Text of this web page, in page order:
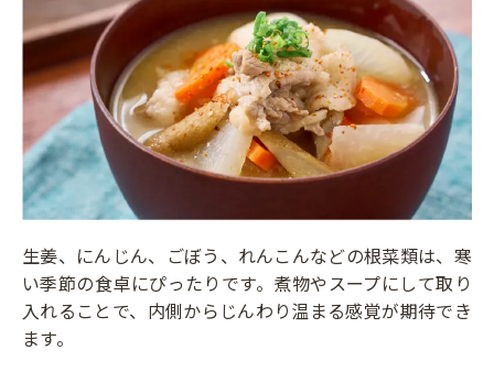
生姜、にんじん、ごぼう、れんこんなどの根菜類は、寒
い季節の食卓にぴったりです。煮物やスープにして取り
入れることで、内側からじんわり温まる感覚が期待でき
ます。